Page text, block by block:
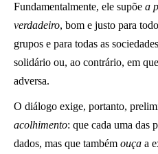
Fundamentalmente, ele supõe a
verdadeiro, bom e justo para
grupos e para todas as
solidário ou, ao contrário, em
adversa.
O diálogo exige, portanto,
acolhimento: que cada uma das
dados, mas que também ouça a